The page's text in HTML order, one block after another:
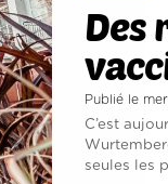
Des
Publié le
C’est
seules les